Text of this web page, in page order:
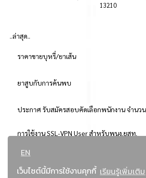
EN
เว็บไซต์นี้มีการใช้งานคุกกี้ เรียนรู้เพิ่มเติม
13210
..ล่าสุด..
ราคาขายบุหรี่/ยาเส้น
ยาสูบกับการค้นพบ
ประกาศ รับสมัครสอบคัดเลือกพนักงาน จำนว
การใช้งาน SSL-VPN User สำหรับพนง.ยสท.
..ยอดนิยม..